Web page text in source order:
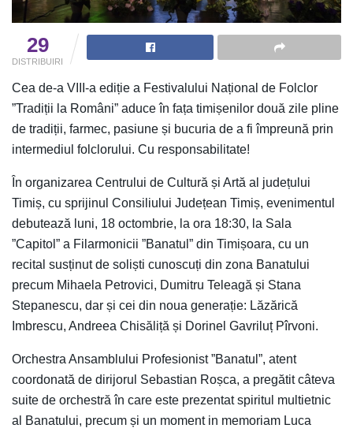
29
DISTRIBUIRI
Cea de-a VIII-a ediție a Festivalului Național de Folclor
”Tradiții la Români” aduce în fața timișenilor două zile pline
de tradiții, farmec, pasiune și bucuria de a fi împreună prin
intermediul folclorului. Cu responsabilitate!
În organizarea Centrului de Cultură și Artă al județului
Timiș, cu sprijinul Consiliului Județean Timiș, evenimentul
debutează luni, 18 octombrie, la ora 18:30, la Sala
”Capitol” a Filarmonicii ”Banatul” din Timișoara, cu un
recital susținut de soliști cunoscuți din zona Banatului
precum Mihaela Petrovici, Dumitru Teleagă și Stana
Stepanescu, dar și cei din noua generație: Lăzărică
Imbrescu, Andreea Chisăliță și Dorinel Gavriluț Pîrvoni.
Orchestra Ansamblului Profesionist ”Banatul”, atent
coordonată de dirijorul Sebastian Roșca, a pregătit câteva
suite de orchestră în care este prezentat spiritul multietnic
al Banatului, precum și un moment in memoriam Luca